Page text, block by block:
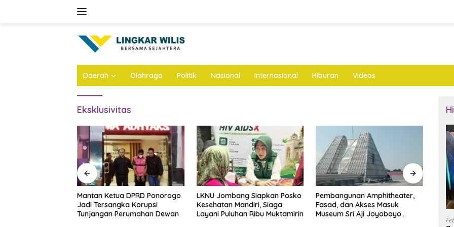
Daerah Olahraga Politik Nasional Internasional Hiburan Videos
Eksklusivitas
Mantan Ketua DPRD Ponorogo
Jadi Tersangka Korupsi
Tunjangan Perumahan Dewan
LKNU Jombang Siapkan Posko
Kesehatan Mandiri, Siaga
Layani Puluhan Ribu Muktamirin
Pembangunan Amphitheater,
Fasad, dan Akses Masuk
Museum Sri Aji Joyoboyo